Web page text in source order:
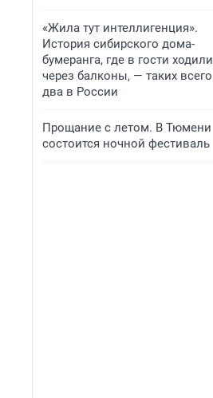
«Жила тут интеллигенция».
История сибирского дома-
бумеранга, где в гости ходили
через балконы, — таких всего
два в России
Прощание с летом. В Тюмени
состоится ночной фестиваль